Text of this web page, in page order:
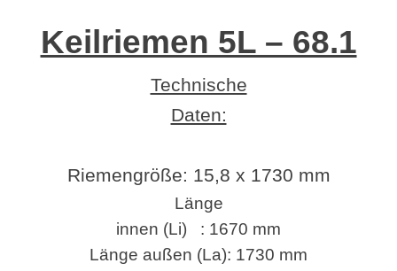
Keilriemen 5L – 68.1
Technische
Daten:
Riemengröße: 15,8 x 1730 mm
Länge
innen (Li) : 1670 mm
Länge außen (La): 1730 mm